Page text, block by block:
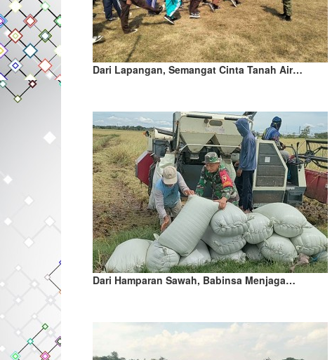
Dari Lapangan, Semangat Cinta Tanah Air…
Dari Hamparan Sawah, Babinsa Menjaga…